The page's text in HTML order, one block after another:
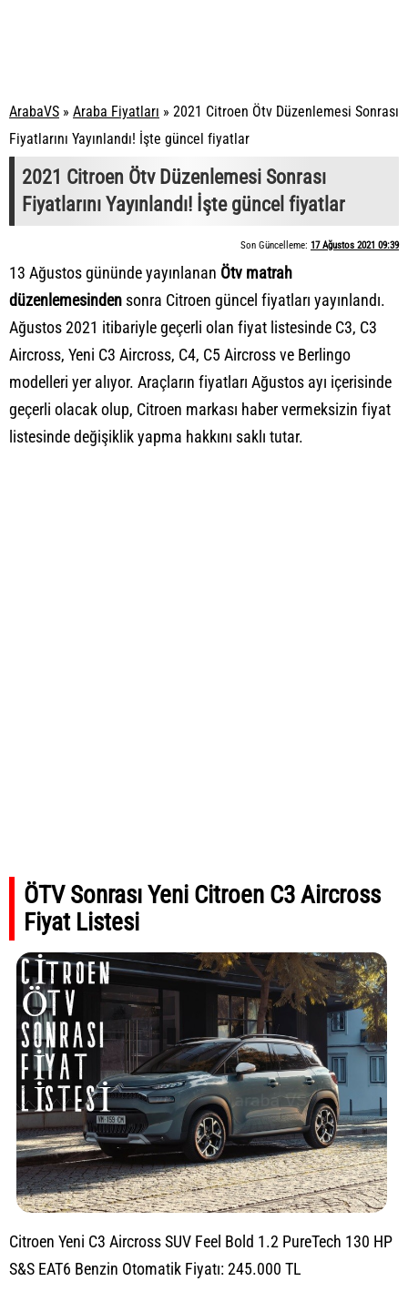
ArabaVS » Araba Fiyatları » 2021 Citroen Ötv Düzenlemesi Sonrası
Fiyatlarını Yayınlandı! İşte güncel fiyatlar
2021 Citroen Ötv Düzenlemesi Sonrası
Fiyatlarını Yayınlandı! İşte güncel fiyatlar
Son Güncelleme: 17 Ağustos 2021 09:39
13 Ağustos gününde yayınlanan Ötv matrah
düzenlemesinden sonra Citroen güncel fiyatları yayınlandı.
Ağustos 2021 itibariyle geçerli olan fiyat listesinde C3, C3
Aircross, Yeni C3 Aircross, C4, C5 Aircross ve Berlingo
modelleri yer alıyor. Araçların fiyatları Ağustos ayı içerisinde
geçerli olacak olup, Citroen markası haber vermeksizin fiyat
listesinde değişiklik yapma hakkını saklı tutar.
ÖTV Sonrası Yeni Citroen C3 Aircross
Fiyat Listesi
Citroen Yeni C3 Aircross SUV Feel Bold 1.2 PureTech 130 HP
S&S EAT6 Benzin Otomatik Fiyatı: 245.000 TL